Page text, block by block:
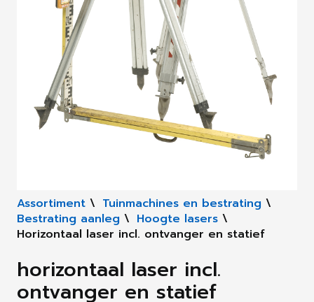
Assortiment \ Tuinmachines en bestrating \
Bestrating aanleg \ Hoogte lasers \
Horizontaal laser incl. ontvanger en statief
horizontaal laser incl.
ontvanger en statief